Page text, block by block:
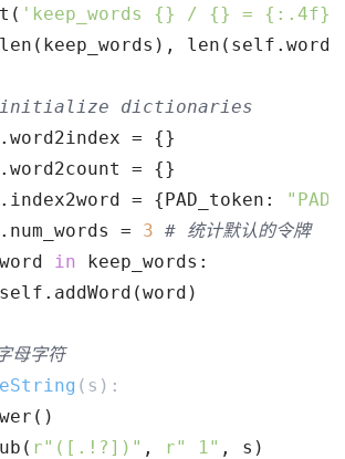
'keep_words {} / {} = {:.4f}'
dictionaries
= {}
= {}
= {PAD_token:
"PAD"
= 3 # 统计默认的令牌
in keep_words:
母字符
(s) :
r"([.!?])" , r" 1" , s)